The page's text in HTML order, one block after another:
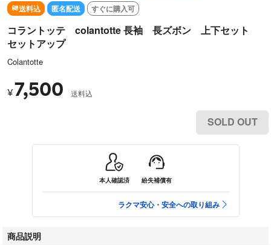
送料込 匿名配送 すぐに購入可
コラントッテ colantotte 長袖 長ズボン 上下セット
セットアップ
Colantotte
¥7,500 送料込
SOLD OUT
本人確認済 紛失補償有
ラクマ安心・安全への取り組み
商品説明